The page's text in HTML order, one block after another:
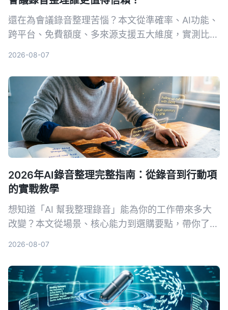
還在為會議錄音整理苦惱？本文從準確率、AI功能、
跨平台、免費額度、多來源支援五大維度，實測比較
議，幫你省下大把時間。
2026-08-07
2026年AI錄音整理完整指南：從錄音到行動項
的實戰教學
想知道「AI 幫我整理錄音」能為你的工作帶來多大
改變？本文從場景、核心能力到選購要點，帶你了解
2026-08-07